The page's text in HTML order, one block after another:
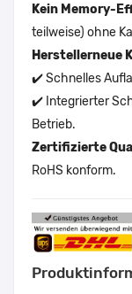
Kein Memory-
teilweise) ohne
Herstellerneue
✔️ Schnelles
✔️ Integrierter
Betrieb.
Zertifizierte
RoHS konform.